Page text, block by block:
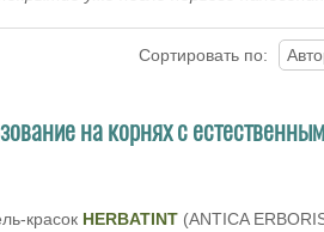
Сортировать по:
на корнях с
красок HERBATINT (ANTICA